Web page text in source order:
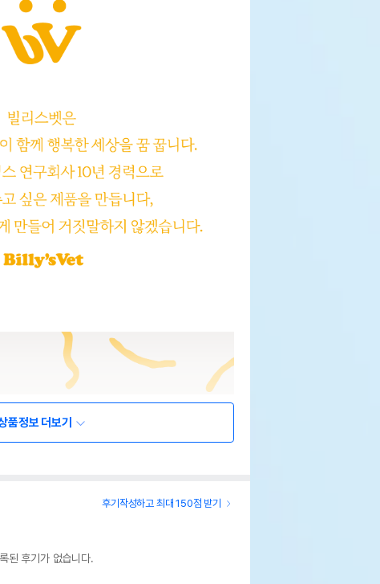
품정보 더보기
후기작성하고 최대 150점 받기
된 후기가 없습니다.